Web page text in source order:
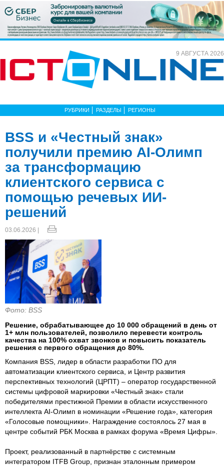
9 АВГУСТА 2026
РУБРИКИ РАЗДЕЛЫ РЕГИОНЫ
BSS и «Честный знак»
получили премию AI-Олимп
за трансформацию
клиентского сервиса с
помощью речевых ИИ-
решений
03.06.2026 |
Фото: BSS
Решение, обрабатывающее до 10 000 обращений в день от
1+ млн пользователей, позволило перевести контроль
качества на 100% охват звонков и повысить показатель
решения с первого обращения до 80%.
Компания BSS, лидер в области разработки ПО для
автоматизации клиентского сервиса, и Центр развития
перспективных технологий (ЦРПТ) – оператор государственной
системы цифровой маркировки «Честный знак» стали
победителями престижной Премии в области искусственного
интеллекта AI-Олимп в номинации «Решение года», категория
«Голосовые помощники». Награждение состоялось 27 мая в
центре событий РБК Москва в рамках форума «Время Цифры».
Проект, реализованный в партнёрстве с системным
интегратором ITFB Group, признан эталонным примером